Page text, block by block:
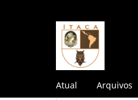
Atual Arquivos